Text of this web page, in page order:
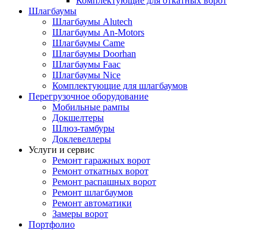
Шлагбаумы
Шлагбаумы Alutech
Шлагбаумы An-Motors
Шлагбаумы Came
Шлагбаумы Doorhan
Шлагбаумы Faac
Шлагбаумы Nice
Комплектующие для шлагбаумов
Перегрузочное оборудование
Мобильные рампы
Докшелтеры
Шлюз-тамбуры
Доклевеллеры
Услуги и сервис
Ремонт гаражных ворот
Ремонт откатных ворот
Ремонт распашных ворот
Ремонт шлагбаумов
Ремонт автоматики
Замеры ворот
Портфолио